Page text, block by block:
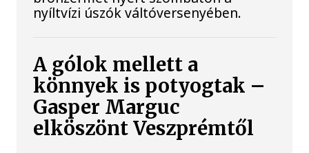
nyíltvízi úszók váltóversenyében.
A gólok mellett a
könnyek is potyogtak –
Gasper Marguc
elköszönt Veszprémtől